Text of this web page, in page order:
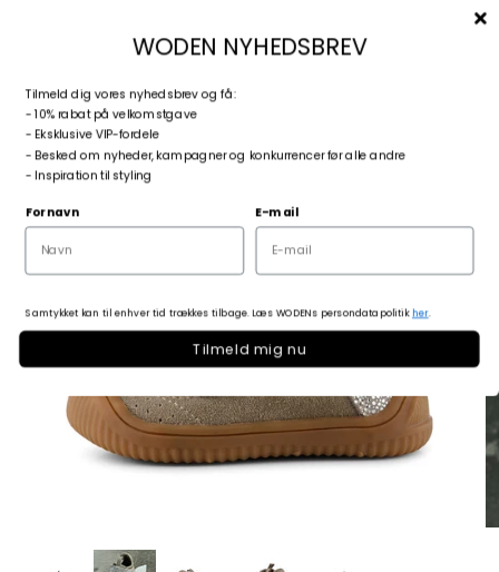
Log ind
Kurv
Zoom
WODEN NYHEDSBREV
Tilmeld dig vores nyhedsbrev og få:
- 10% rabat på velkomstgave
- Eksklusive VIP-fordele
- Besked om nyheder, kampagner og konkurrencer før alle andre
- Inspiration til styling
Fornavn E-mail
Samtykket kan til enhver tid trækkes tilbage. Læs WODENs persondatapolitikher.
Tilmeld mig nu